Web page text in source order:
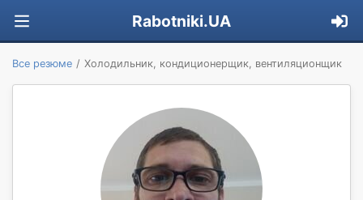
Rabotniki.UA
Все резюме Холодильник, кондиционерщик, вентиляционщик